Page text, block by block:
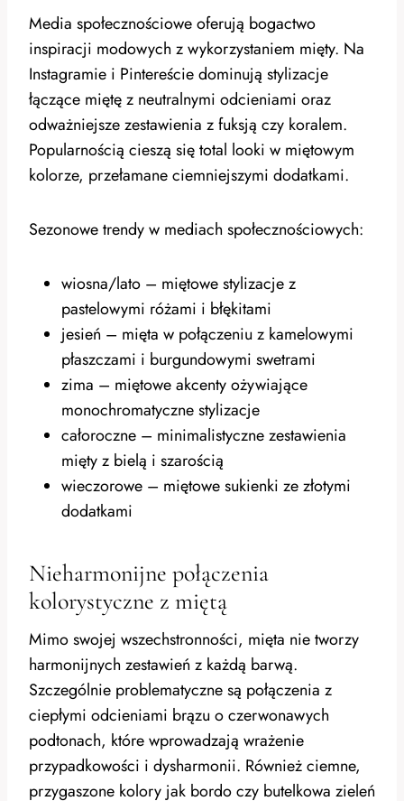
Media społecznościowe oferują bogactwo
inspiracji modowych z wykorzystaniem mięty. Na
Instagramie i Pintereście dominują stylizacje
łączące miętę z neutralnymi odcieniami oraz
odważniejsze zestawienia z fuksją czy koralem.
Popularnością cieszą się total looki w miętowym
kolorze, przełamane ciemniejszymi dodatkami.
Sezonowe trendy w mediach społecznościowych:
wiosna/lato – miętowe stylizacje z
pastelowymi różami i błękitami
jesień – mięta w połączeniu z kamelowymi
płaszczami i burgundowymi swetrami
zima – miętowe akcenty ożywiające
monochromatyczne stylizacje
całoroczne – minimalistyczne zestawienia
mięty z bielą i szarością
wieczorowe – miętowe sukienki ze złotymi
dodatkami
Nieharmonijne połączenia
kolorystyczne z miętą
Mimo swojej wszechstronności, mięta nie tworzy
harmonijnych zestawień z każdą barwą.
Szczególnie problematyczne są połączenia z
ciepłymi odcieniami brązu o czerwonawych
podtonach, które wprowadzają wrażenie
przypadkowości i dysharmonii. Również ciemne,
przygaszone kolory jak bordo czy butelkowa zieleń